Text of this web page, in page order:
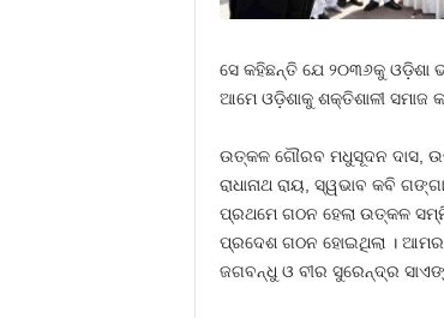
ସେ କହିଛନ୍ତି ଯେ ୨୦୩୬କୁ ଓଡ଼ିଶା
ଆମେ ଓଡ଼ିଶାକୁ ଶକ୍ତିଶାଳୀ ସମାଜ
ଉତ୍କଳ ଗୌରବ ମଧୁସୂଦନ ଦାସ,
ରାଧାନାଥ ରାୟ, ସ୍ୱଭାବ କବି
ପ୍ରଥମେ ଗଠନ ହେଲା ଉତ୍କଳ
ପ୍ରଦେଶ ଗଠନ ହୋଇଥିଲା । ଆମର
ଜଗବନ୍ଧୁ ଓ ବୀର ସୁରେନ୍ଦ୍ର